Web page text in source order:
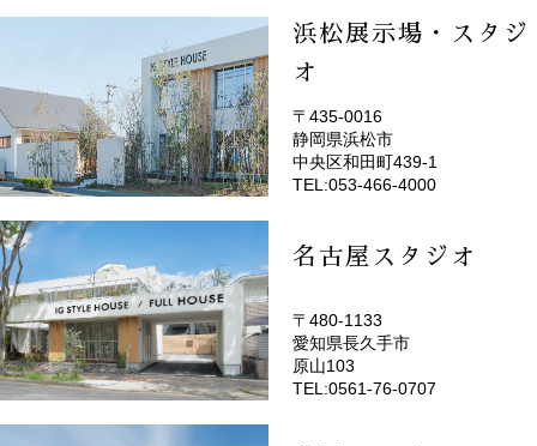
浜松展示場・スタジ
オ
(EMOTOP浜松)
〒435-0016
静岡県浜松市
中央区和田町439-1
TEL:053-466-4000
名古屋スタジオ
(EMOTOP名古屋)
〒480-1133
愛知県長久手市
原山103
TEL:0561-76-0707